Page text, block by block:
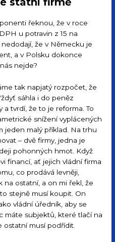
řeknou, že v roce
u potravin z 15 na
že v Německu je
a v Polsku dokonce
nejde?
tak napjatý rozpočet, že
sáhla i do peněz
tvrdí, že to je reforma. To
snížení vyplácených
jeden malý příklad. Na trhu
– dvě firmy, jedna je
pohonných hmot. Když
financí, ať jejich vládní firma
co prodává levněji,
ostatní, a on mi řekl, že
stejně musí koupit. On
vládní úředník, aby se
máte subjektů, které tlačí na
ostatní musí podřídit.